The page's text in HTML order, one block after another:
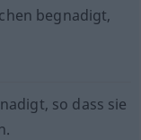
begnadigt,
so dass sie